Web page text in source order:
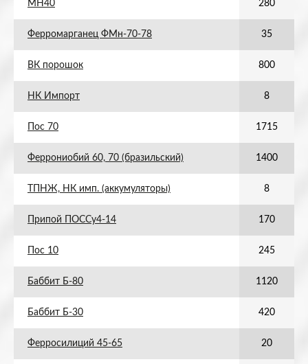
МН40 280
Ферромарганец ФМн-70-78 35
ВК порошок 800
НК Импорт 8
Пос 70 1715
Феррониобий 60, 70 (бразильский) 1400
ТПНЖ, НК имп. (аккумуляторы) 8
Припой ПОССу4-14 170
Пос 10 245
Баббит Б-80 1120
Баббит Б-30 420
Ферросилиций 45-65 20